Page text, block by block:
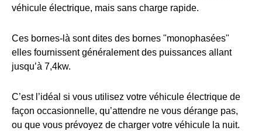
véhicule électrique, mais sans charge rapide.
Ces bornes-là sont dites des bornes "monophasées"
elles fournissent généralement des puissances allant
jusqu’à 7,4kw.
C’est l’idéal si vous utilisez votre véhicule électrique de
façon occasionnelle, qu’attendre ne vous dérange pas,
ou que vous prévoyez de charger votre véhicule la nuit.